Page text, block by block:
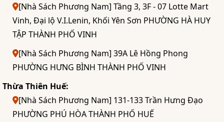
[Nhà Sách Phương Nam] Tầng 3, 3F - 07 Lotte Mart
Vinh, Đại lộ V.I.Lenin, Khối Yên Sơn PHƯỜNG HÀ HUY
TẬP THÀNH PHỐ VINH
[Nhà Sách Phương Nam] 39A Lê Hồng Phong
PHƯỜNG HƯNG BÌNH THÀNH PHỐ VINH
Thừa Thiên Huế:
[Nhà Sách Phương Nam] 131-133 Trần Hưng Đạo
PHƯỜNG PHÚ HÒA THÀNH PHỐ HUẾ